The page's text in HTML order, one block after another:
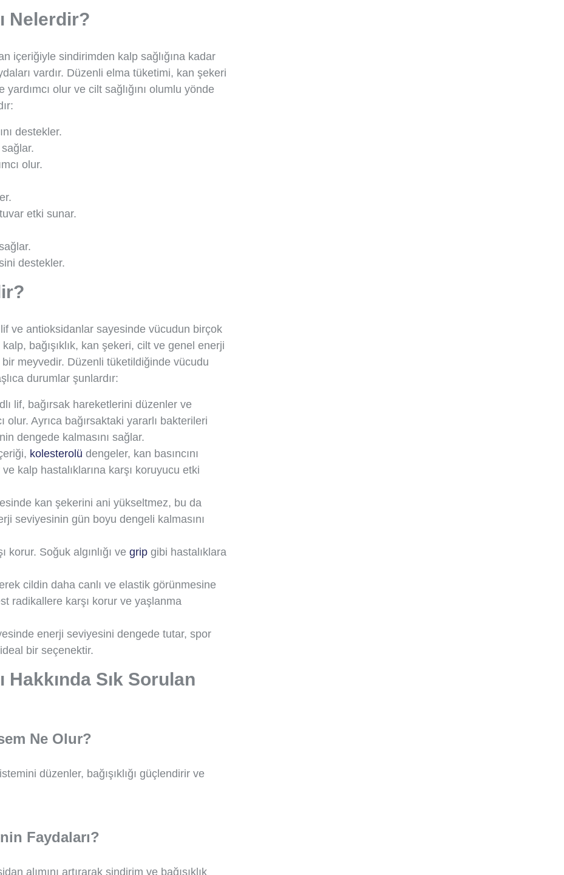
Nelerdir?
içeriğiyle sindirimden kalp sağlığına kadar
vardır. Düzenli elma tüketimi, kan şekeri
olur ve cilt sağlığını olumlu yönde
destekler.
sağlar.
olur.
etki sunar.
destekler.
ve antioksidanlar sayesinde vücudun birçok
bağışıklık, kan şekeri, cilt ve genel enerji
meyvedir. Düzenli tüketildiğinde vücudu
durumlar şunlardır:
lif, bağırsak hareketlerini düzenler ve
olur. Ayrıca bağırsaktaki yararlı bakterileri
dengede kalmasını sağlar.
kolesterolü dengeler, kan basıncını
kalp hastalıklarına karşı koruyucu etki
kan şekerini ani yükseltmez, bu da
seviyesinin gün boyu dengeli kalmasını
korur. Soğuk algınlığı ve grip gibi hastalıklara
cildin daha canlı ve elastik görünmesine
radikallere karşı korur ve yaşlanma
enerji seviyesini dengede tutar, spor
bir seçenektir.
Hakkında Sık Sorulan
Ne Olur?
düzenler, bağışıklığı güçlendirir ve
Faydaları?
alımını artırarak sindirim ve bağışıklık